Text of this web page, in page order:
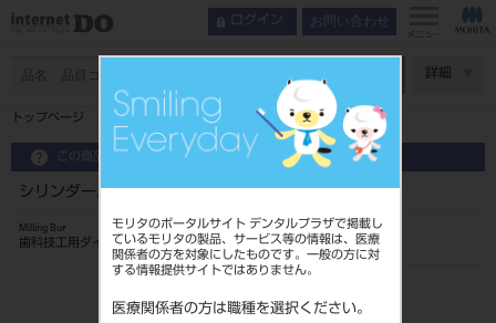
モリタのポータルサイト デンタルプラザで掲載し
ているモリタの製品、サービス等の情報は、医療
関係者の方を対象にしたものです。一般の方に対
する情報提供サイトではありません。
医療関係者の方は職種を選択ください。
ログイン お問い合わせ
メニュー
詳細
トップページ シリンダーバー12EF（MCXL用）6入
この商品に関するお問い合わせ
シリンダーバー12EF（MCXL用）6入
Milling Bur
歯科技工用ダイヤモンド研削材
206450242